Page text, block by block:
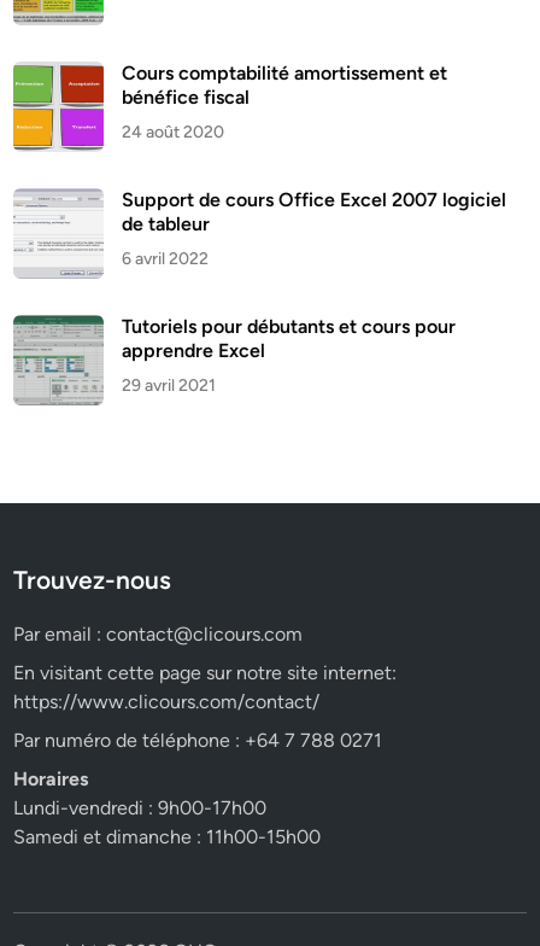
Cours comptabilité amortissement et
bénéfice fiscal
24 août 2020
Support de cours Office Excel 2007 logiciel
de tableur
6 avril 2022
Tutoriels pour débutants et cours pour
apprendre Excel
29 avril 2021
Trouvez-nous
Par email :contact@clicours.com
En visitant cette page sur notre site internet:
https://www.clicours.com/contact/
Par numéro de téléphone : +64 7 788 0271
Horaires
Lundi-vendredi : 9h00-17h00
Samedi et dimanche : 11h00-15h00